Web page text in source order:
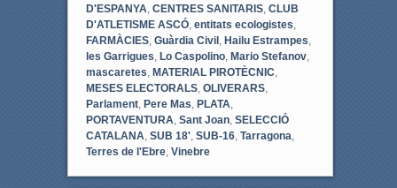
D'ESPANYA CENTRES SANITARIS, CLUB
D'ATLETISME ASCÓ, entitats ecologistes
FARMÀCIES, Guàrdia Civil, Hailu Estrampes
les Garrigues Lo Caspolino, Mario Stefanov,
mascaretes MATERIAL PIROTÈCNIC
MESES ELECTORALS, OLIVERARS,
Parlament, Pere Mas PLATA
PORTAVENTURA Sant Joan, SELECCIÓ
CATALANA SUB 18', SUB-16, Tarragona
Terres de l'Ebre, Vinebre